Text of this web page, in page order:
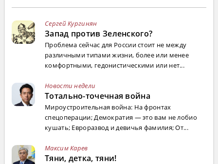
Сергей Кургинян
Запад против Зеленского?
Проблема сейчас для России стоит не между
различными типами жизни, более или менее
комфортными, гедонистическими или нет...
Новости недели
Тотально-точечная война
Мироустроительная война: На фронтах
спецоперации; Демократия — это вам не лобио
кушать; Евроразвод и девичья фамилия; От...
Максим Карев
Тяни, детка, тяни!